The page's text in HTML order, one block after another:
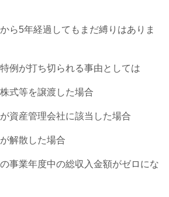
ら5年経過してもまだ縛りはありま
が打ち切られる事由としては
等を譲渡した場合
産管理会社に該当した場合
解散した場合
業年度中の総収入金額がゼロにな